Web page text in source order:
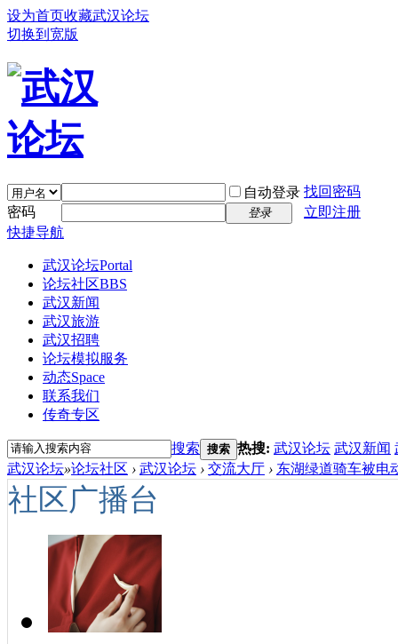
设为首页收藏武汉论坛
切换到宽版
自动登录 找回密码
密码
登录
立即注册
快捷导航
武汉论坛Portal
论坛社区BBS
武汉新闻
武汉旅游
武汉招聘
论坛模拟服务
动态Space
联系我们
传奇专区
搜索 搜索 热搜: 武汉论坛 武汉新闻
武汉论坛»论坛社区 › 武汉论坛 › 交流大厅 › 东湖绿道骑车被电
社区广播台